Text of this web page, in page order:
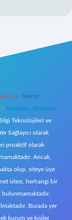
Teams:
Telegram: @karabul
Teknolojileri ve
Sağlayıcı olarak
proaktif olarak
Ancak,
olup, siteye üye
sitesi, herhangi bir
bulunmamaktadır.
Burada yer
kurum ve kişiler